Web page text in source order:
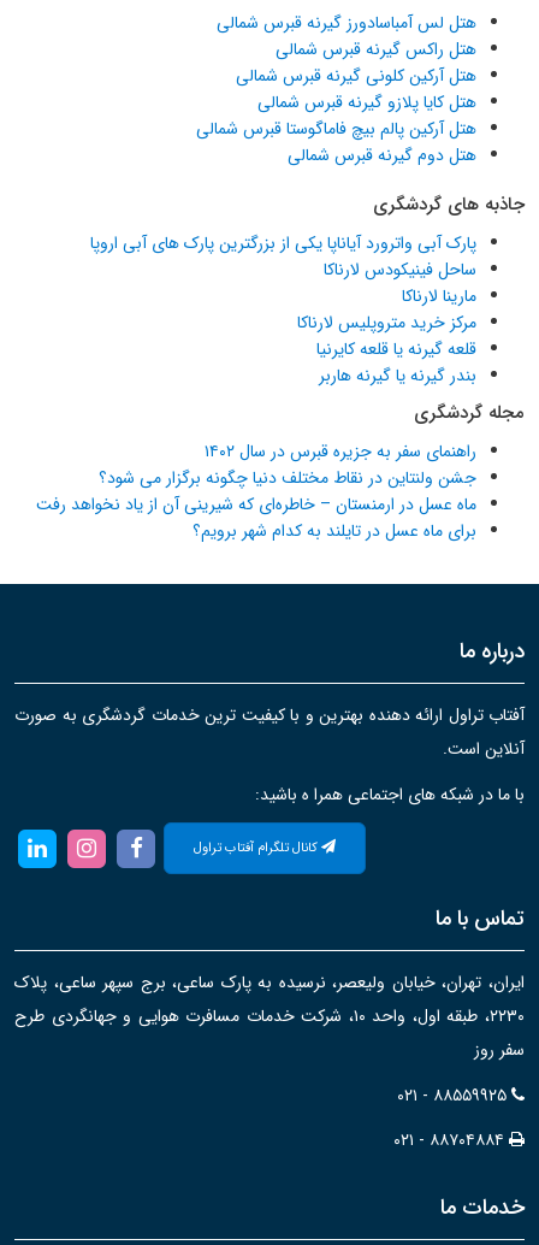
هتل لس آمباسادورز گیرنه قبرس شمالی
هتل راکس گیرنه قبرس شمالی
هتل آرکین کلونی گیرنه قبرس شمالی
هتل کایا پلازو گیرنه قبرس شمالی
هتل آرکین پالم بیچ فاماگوستا قبرس شمالی
هتل دوم گیرنه قبرس شمالی
جاذبه های گردشگری
پارک آبی واترورد آیاناپا یکی از بزرگترین پارک های آبی اروپا
ساحل فینیکودس لارناکا
مارینا لارناکا
مرکز خرید متروپلیس لارناکا
قلعه گیرنه یا قلعه کایرنیا
بندر گیرنه یا گیرنه هاربر
مجله گردشگری
راهنمای سفر به جزیره قبرس در سال ۱۴۰۲
جشن ولنتاین در نقاط مختلف دنیا چگونه برگزار می شود؟
ماه عسل در ارمنستان – خاطره‌ای که شیرینی آن از یاد نخواهد رفت
برای ماه عسل در تایلند به کدام شهر برویم؟
درباره ما
آفتاب تراول ارائه دهنده بهترین و با کیفیت ترین خدمات گردشگری به صورت
آنلاین است.
با ما در شبکه های اجتماعی همرا ه باشید:
کانال تلگرام آفتاب تراول
تماس با ما
ایران، تهران، خیابان ولیعصر، نرسیده به پارک ساعی، برج سپهر ساعی، پلاک
۲۲۳۰، طبقه اول، واحد ۱۰، شرکت خدمات مسافرت هوایی و جهانگردی طرح
سفر روز
۰۲۱ - ۸۸۵۵۹۹۲۵
۰۲۱ - ۸۸۷۰۴۸۸۴
خدمات ما